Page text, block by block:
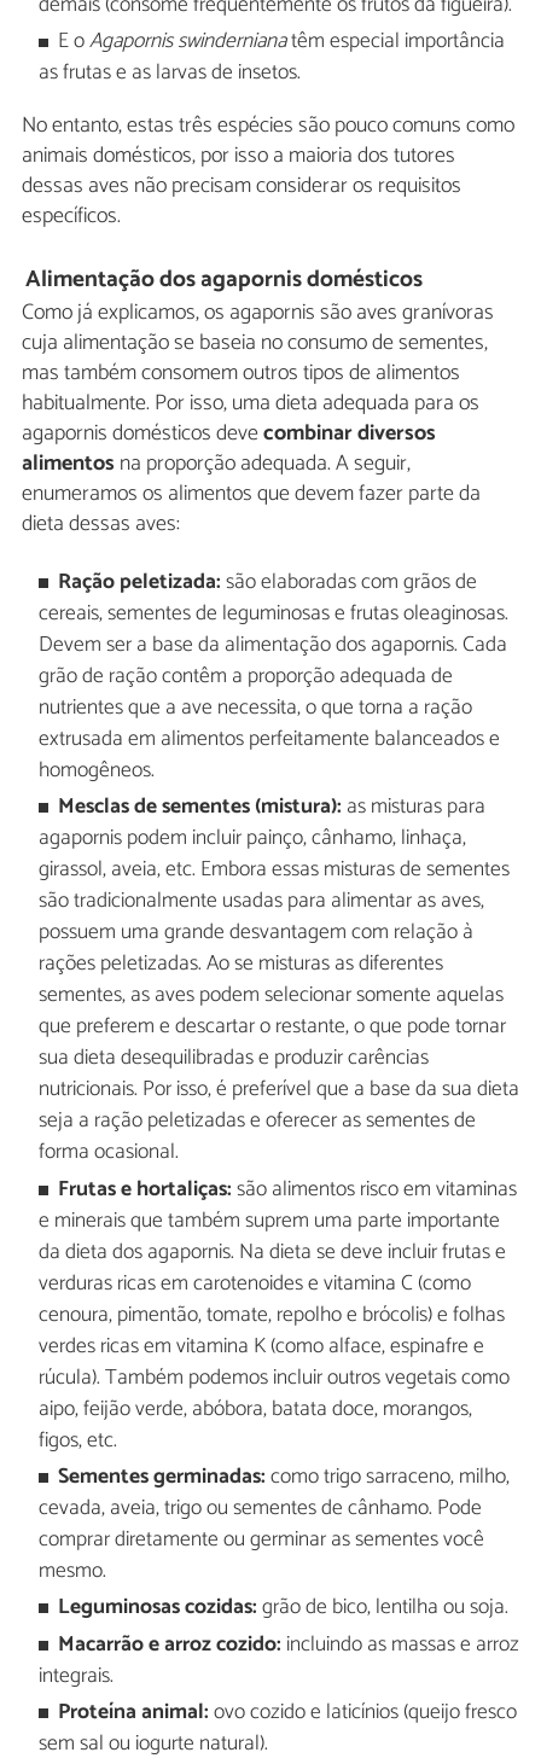
E oAgapornis swindernianatêm especial importância
as frutas e as larvas de insetos.
No entanto, estas três espécies são pouco comuns como
animais domésticos, por isso a maioria dos tutores
dessas aves não precisam considerar os requisitos
específicos.
Alimentação dos agapornis domésticos
Como já explicamos, os agapornis são aves granívoras
cuja alimentação se baseia no consumo de sementes,
mas também consomem outros tipos de alimentos
habitualmente. Por isso, uma dieta adequada para os
agapornis domésticos devecombinar diversos
alimentos na proporção adequada. A seguir,
enumeramos os alimentos que devem fazer parte da
dieta dessas aves:
Ração peletizada:são elaboradas com grãos de
cereais, sementes de leguminosas e frutas oleaginosas.
Devem ser a base da alimentação dos agapornis. Cada
grão de ração contêm a proporção adequada de
nutrientes que a ave necessita, o que torna a ração
extrusada em alimentos perfeitamente balanceados e
homogêneos.
Mesclas de sementes (mistura): as misturas para
agapornis podem incluir painço, cânhamo, linhaça,
girassol, aveia, etc. Embora essas misturas de sementes
são tradicionalmente usadas para alimentar as aves,
possuem uma grande desvantagem com relação à
rações peletizadas. Ao se misturas as diferentes
sementes, as aves podem selecionar somente aquelas
que preferem e descartar o restante, o que pode tornar
sua dieta desequilibradas e produzir carências
nutricionais. Por isso, é preferível que a base da sua dieta
seja a ração peletizadas e oferecer as sementes de
forma ocasional.
Frutas e hortaliças:são alimentos risco em vitaminas
e minerais que também suprem uma parte importante
da dieta dos agapornis. Na dieta se deve incluir frutas e
verduras ricas em carotenoides e vitamina C (como
cenoura, pimentão, tomate, repolho e brócolis) e folhas
verdes ricas em vitamina K (como alface, espinafre e
rúcula). Também podemos incluir outros vegetais como
aipo, feijão verde, abóbora, batata doce, morangos,
figos, etc.
Sementes germinadas:como trigo sarraceno, milho,
cevada, aveia, trigo ou sementes de cânhamo. Pode
comprar diretamente ou germinar as sementes você
mesmo.
Leguminosas cozidas:grão de bico, lentilha ou soja.
Macarrão e arroz cozido: incluindo as massas e arroz
integrais.
Proteína animal:ovo cozido e laticínios (queijo fresco
sem sal ou iogurte natural).